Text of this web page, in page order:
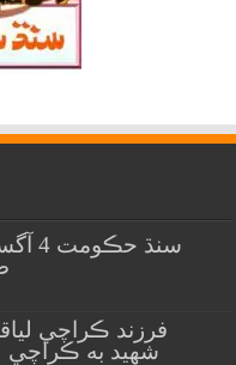
سنڌ
شهيد به ڪراچي